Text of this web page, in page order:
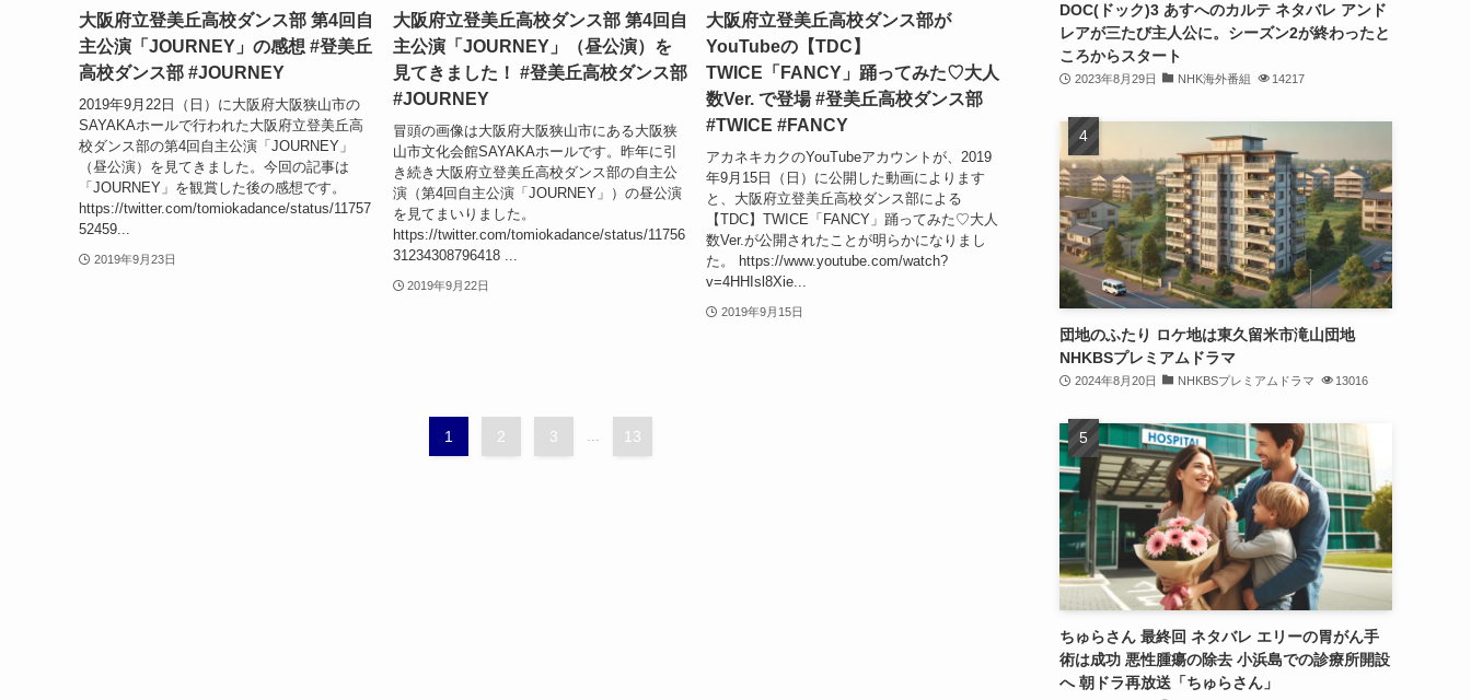
大阪府立登美丘高校ダンス部 第4回自
主公演「JOURNEY」の感想 #登美丘
高校ダンス部 #JOURNEY
2019年9月22日（日）に大阪府大阪狭山市の
SAYAKAホールで行われた大阪府立登美丘高
校ダンス部の第4回自主公演「JOURNEY」
（昼公演）を見てきました。今回の記事は
「JOURNEY」を観賞した後の感想です。
https://twitter.com/tomiokadance/status/11757
52459...
2019年9月23日
大阪府立登美丘高校ダンス部 第4回自
主公演「JOURNEY」（昼公演）を
見てきました！ #登美丘高校ダンス部
#JOURNEY
冒頭の画像は大阪府大阪狭山市にある大阪狭
山市文化会館SAYAKAホールです。昨年に引
き続き大阪府立登美丘高校ダンス部の自主公
演（第4回自主公演「JOURNEY」）の昼公演
を見てまいりました。
https://twitter.com/tomiokadance/status/11756
31234308796418 ...
2019年9月22日
大阪府立登美丘高校ダンス部が
YouTubeの【TDC】
TWICE「FANCY」踊ってみた♡大人
数Ver. で登場 #登美丘高校ダンス部
#TWICE #FANCY
アカネキカクのYouTubeアカウントが、2019
年9月15日（日）に公開した動画によります
と、大阪府立登美丘高校ダンス部による
【TDC】TWICE「FANCY」踊ってみた♡大人
数Ver.が公開されたことが明らかになりまし
た。 https://www.youtube.com/watch?
v=4HHIsl8Xie...
2019年9月15日
1 2 3 13
DOC(ドック)3 あすへのカルテ ネタバレ アンド
レアが三たび主人公に。シーズン2が終わったと
ころからスタート
2023年8月29日 NHK海外番組 14217
団地のふたり ロケ地は東久留米市滝山団地
NHKBSプレミアムドラマ
2024年8月20日 NHKBSプレミアムドラマ 13016
ちゅらさん 最終回 ネタバレ エリーの胃がん手
術は成功 悪性腫瘍の除去 小浜島での診療所開設
へ 朝ドラ再放送「ちゅらさん」